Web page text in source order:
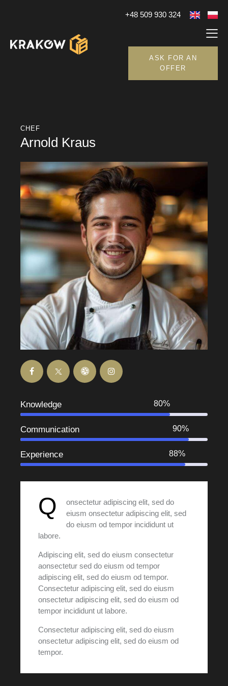
+48 509 930 324
ASK FOR AN
OFFER
CHEF
Arnold Kraus
Knowledge 80%
Communication 90%
Experience 88%
Q
onsectetur adipiscing elit, sed do
eiusm onsectetur adipiscing elit, sed
do eiusm od tempor incididunt ut
labore.
Adipiscing elit, sed do eiusm consectetur
aonsectetur sed do eiusm od tempor
adipiscing elit, sed do eiusm od tempor.
Consectetur adipiscing elit, sed do eiusm
onsectetur adipiscing elit, sed do eiusm od
tempor incididunt ut labore.
Consectetur adipiscing elit, sed do eiusm
onsectetur adipiscing elit, sed do eiusm od
tempor.